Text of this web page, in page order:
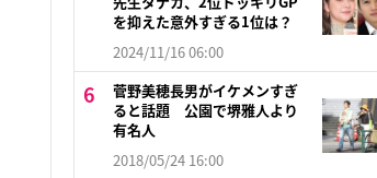
を抑えた意外すぎる1位は？
2024/11/16 06:00
菅野美穂長男がイケメンすぎ
ると話題 公園で堺雅人より
有名人
2018/05/24 16:00